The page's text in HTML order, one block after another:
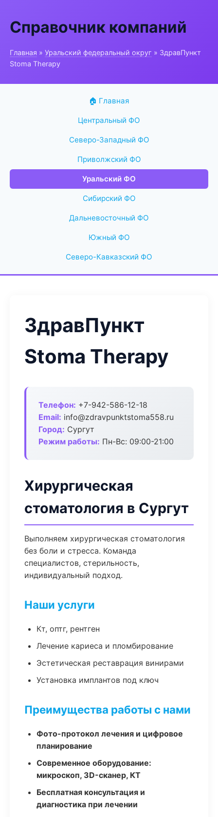
Справочник компаний
Главная » Уральский федеральный округ » ЗдравПункт
Stoma Therapy
🏠 Главная
Центральный ФО
Северо-Западный ФО
Приволжский ФО
Уральский ФО
Сибирский ФО
Дальневосточный ФО
Южный ФО
Северо-Кавказский ФО
ЗдравПункт
Stoma Therapy
Телефон: +7-942-586-12-18
Email: info@zdravpunktstoma558.ru
Город: Сургут
Режим работы: Пн-Вс: 09:00-21:00
Хирургическая
стоматология в Сургут
Выполняем хирургическая стоматология
без боли и стресса. Команда
специалистов, стерильность,
индивидуальный подход.
Наши услуги
Кт, оптг, рентген
Лечение кариеса и пломбирование
Эстетическая реставрация винирами
Установка имплантов под ключ
Преимущества работы с нами
Фото-протокол лечения и цифровое
планирование
Современное оборудование:
микроскоп, 3D-сканер, КТ
Бесплатная консультация и
диагностика при лечении